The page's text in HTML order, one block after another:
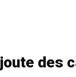
des